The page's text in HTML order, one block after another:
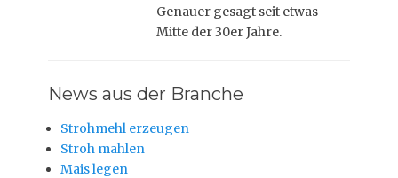
n
t
c
t
Genauer gesagt seit etwas
Mitte der 30er Jahre.
News aus der Branche
Strohmehl erzeugen
Stroh mahlen
Mais legen